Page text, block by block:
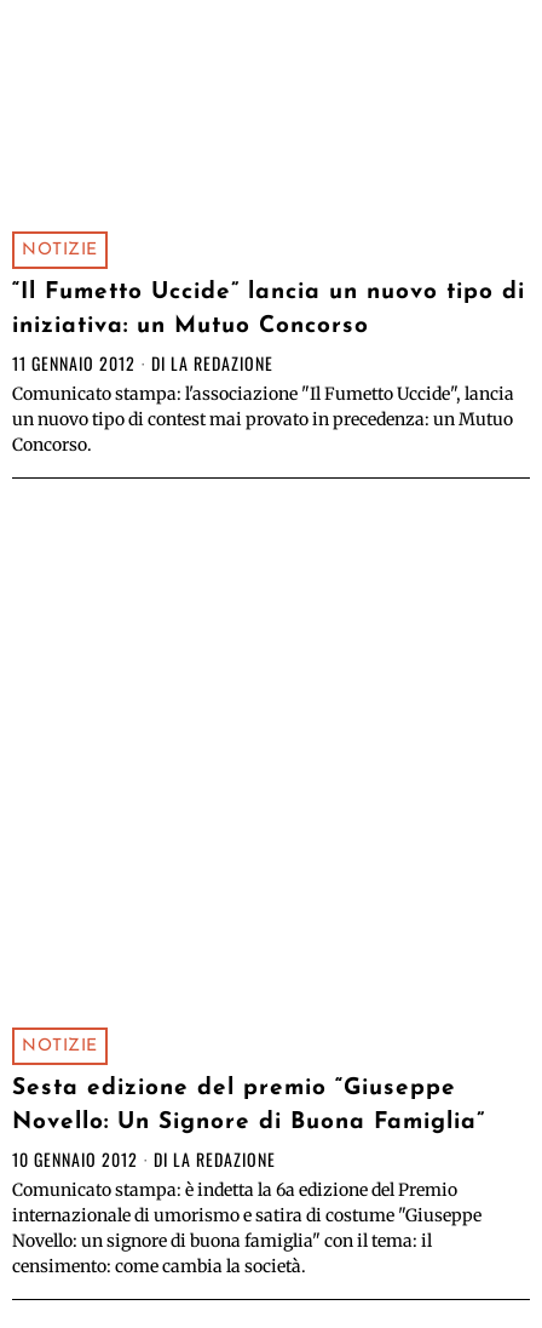
NOTIZIE
“Il Fumetto Uccide” lancia un nuovo tipo di
iniziativa: un Mutuo Concorso
11 GENNAIO 2012 DI LA REDAZIONE
Comunicato stampa: l'associazione "Il Fumetto Uccide", lancia
un nuovo tipo di contest mai provato in precedenza: un Mutuo
Concorso.
NOTIZIE
Sesta edizione del premio “Giuseppe
Novello: Un Signore di Buona Famiglia”
10 GENNAIO 2012 DI LA REDAZIONE
Comunicato stampa: è indetta la 6a edizione del Premio
internazionale di umorismo e satira di costume "Giuseppe
Novello: un signore di buona famiglia" con il tema: il
censimento: come cambia la società.